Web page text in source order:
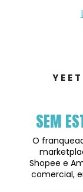
SEM
O
Shopee e
comercial,